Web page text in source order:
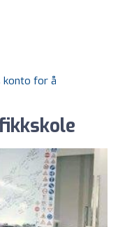
konto for å